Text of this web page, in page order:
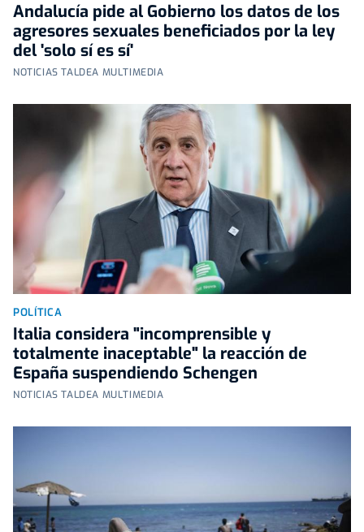
Andalucía pide al Gobierno los datos de los
agresores sexuales beneficiados por la ley
del 'solo sí es sí'
NOTICIAS TALDEA MULTIMEDIA
POLÍTICA
Italia considera "incomprensible y
totalmente inaceptable" la reacción de
España suspendiendo Schengen
NOTICIAS TALDEA MULTIMEDIA